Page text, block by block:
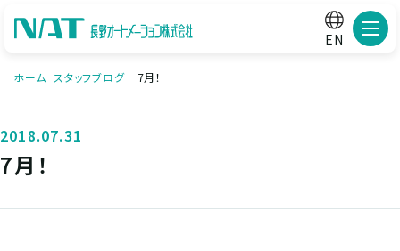
EN メニ
ホーム スタッフブログ 7月！
2018.07.31
7月！